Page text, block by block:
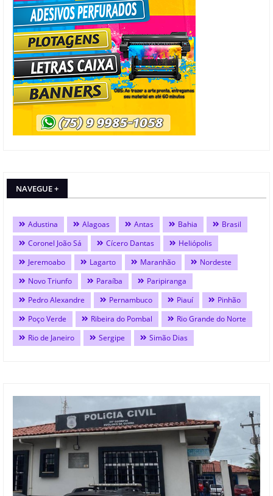
NAVEGUE +
Adustina Alagoas Antas Bahia
Brasil
Coronel João Sá
Cícero Dantas
Heliópolis
Jeremoabo
Lagarto Maranhão
Nordeste
Novo Triunfo
Paraíba
Paripiranga
Pedro Alexandre
Pernambuco Piauí
Pinhão
Poço Verde
Ribeira do Pombal
Rio Grande do Norte
Rio de Janeiro
Sergipe Simão Dias